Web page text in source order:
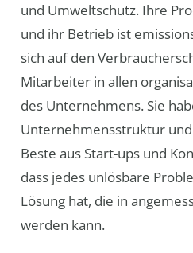
und Umweltschutz. Ihre
und ihr Betrieb ist
sich auf den
Mitarbeiter in allen
des Unternehmens. Sie
Unternehmensstruktur
Beste aus Start-ups und
dass jedes unlösbare
Lösung hat, die in
werden kann.